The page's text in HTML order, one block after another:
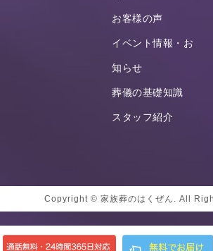
お客様の声
イベント情報・お
知らせ
葬儀の基礎知識
スタッフ紹介
Copyright © 家族葬のはくぜん. All